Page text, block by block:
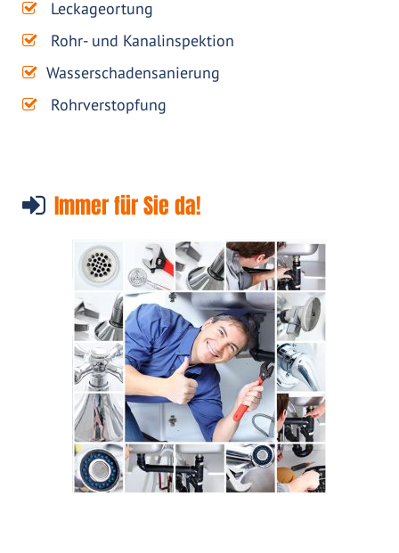
Leckageortung
Rohr- und Kanalinspektion
Wasserschadensanierung
Rohrverstopfung
Immer für Sie da!